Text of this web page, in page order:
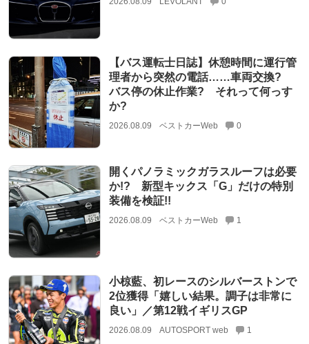
【バス運転士日誌】休憩時間に運行管
理者から突然の電話……車両交換?
バス停の休止作業? それって何っす
か?
2026.08.09 ベストカーWeb 0
開くパノラミックガラスルーフは必要
か!? 新型キックス「G」だけの特別
装備を検証!!
2026.08.09 ベストカーWeb 1
小椋藍、初レースのシルバーストンで
2位獲得「嬉しい結果。調子は非常に
良い」／第12戦イギリスGP
2026.08.09 AUTOSPORT web 1